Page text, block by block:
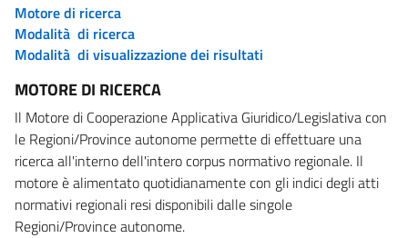
Motore di ricerca
Modalità di ricerca
Modalità di visualizzazione dei risultati
MOTORE DI RICERCA
Il Motore di Cooperazione Applicativa Giuridico/Legislativa con
le Regioni/Province autonome permette di effettuare una
ricerca all'interno dell'intero corpus normativo regionale. Il
motore è alimentato quotidianamente con gli indici degli atti
normativi regionali resi disponibili dalle singole
Regioni/Province autonome.